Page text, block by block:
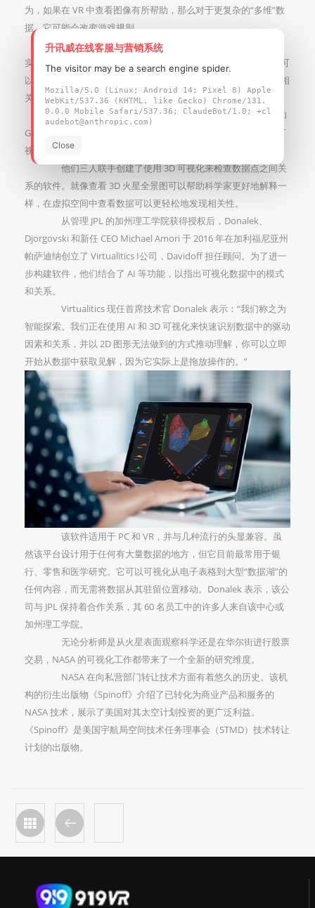
为，如果在 VR 中查看图像有所帮助，那么对于更复杂的“多维”数
据，它可能会改变游戏规则。
Davidoff 表示：“当你把网络图看成一个 3D 系统时，事
实证明你的感知会有所不同。我们创造了一个数据世界，分析师可
以查看任何科学或工程问题，并比平面版本更清楚地看到模式和相
关性。”
与此同时，加州理工学院（Caltech）的 Ciro Donalek 和
George Djorgovski 正在研究如何使用沉浸式环境进行科学数据可
视化和协作。
他们三人联手创建了使用 3D 可视化来检查数据点之间关
系的软件。就像查看 3D 火星全景图可以帮助科学家更好地解释一
样，在虚拟空间中查看数据可以更轻松地发现相关性。
从管理 JPL 的加州理工学院获得授权后，Donalek、
Djorgovski 和新任 CEO Michael Amori 于 2016 年在加利福尼亚州
帕萨迪纳创立了 Virtualitics I公司，Davidoff 担任顾问。为了进一
步构建软件，他们结合了 AI 等功能，以指出可视化数据中的模式
和关系。
Virtualitics 现任首席技术官 Donalek 表示：“我们称之为
智能探索。我们正在使用 AI 和 3D 可视化来快速识别数据中的驱动
因素和关系，并以 2D 图形无法做到的方式推动理解，你可以立即
开始从数据中获取见解，因为它实际上是拖放操作的。”
该软件适用于 PC 和 VR，并与几种流行的头显兼容。虽
然该平台设计用于任何有大量数据的地方，但它目前最常用于银
行、零售和医学研究。它可以可视化从电子表格到大型“数据湖”的
任何内容，而无需将数据从其驻留位置移动。Donalek 表示，该公
司与 JPL 保持着合作关系，其 60 名员工中的许多人来自该中心或
加州理工学院。
无论分析师是从火星表面观察科学还是在华尔街进行股票
交易，NASA 的可视化工作都带来了一个全新的研究维度。
NASA 在向私营部门转让技术方面有着悠久的历史。该机
构的衍生出版物《Spinoff》介绍了已转化为商业产品和服务的
NASA 技术，展示了美国对其太空计划投资的更广泛利益。
《Spinoff》是美国宇航局空间技术任务理事会（STMD）技术转让
计划的出版物。
升讯威在线客服与营销系统
The visitor may be a search engine spider.
Mozilla/5.0 (Linux; Android 14; Pixel 8) Apple
WebKit/537.36 (KHTML, like Gecko) Chrome/131.
0.0.0 Mobile Safari/537.36; ClaudeBot/1.0; +cl
audebot@anthropic.com)
Close